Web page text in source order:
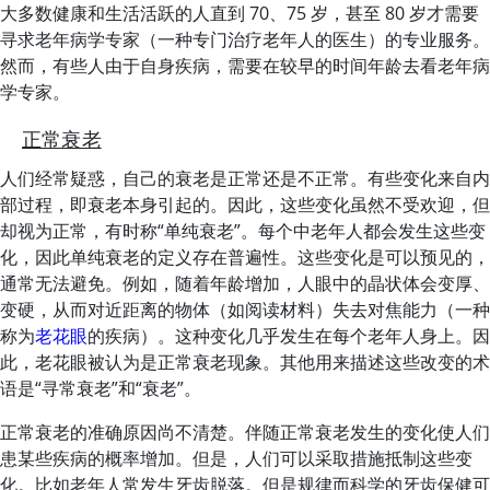
大多数健康和生活活跃的人直到 70、75 岁，甚至 80 岁才需要
寻求老年病学专家（一种专门治疗老年人的医生）的专业服务。
然而，有些人由于自身疾病，需要在较早的时间年龄去看老年病
学专家。
正常衰老
人们经常疑惑，自己的衰老是正常还是不正常。有些变化来自内
部过程，即衰老本身引起的。因此，这些变化虽然不受欢迎，但
却视为正常，有时称“单纯衰老”。每个中老年人都会发生这些变
化，因此单纯衰老的定义存在普遍性。这些变化是可以预见的，
通常无法避免。例如，随着年龄增加，人眼中的晶状体会变厚、
变硬，从而对近距离的物体（如阅读材料）失去对焦能力（一种
称为老花眼的疾病）。这种变化几乎发生在每个老年人身上。因
此，老花眼被认为是正常衰老现象。其他用来描述这些改变的术
语是“寻常衰老”和“衰老”。
正常衰老的准确原因尚不清楚。伴随正常衰老发生的变化使人们
患某些疾病的概率增加。但是，人们可以采取措施抵制这些变
化。比如老年人常发生牙齿脱落。但是规律而科学的牙齿保健可